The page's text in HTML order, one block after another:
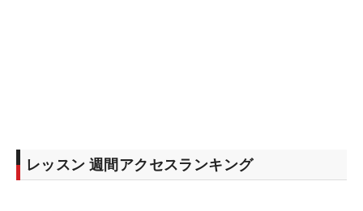
レッスン 週間アクセスランキング